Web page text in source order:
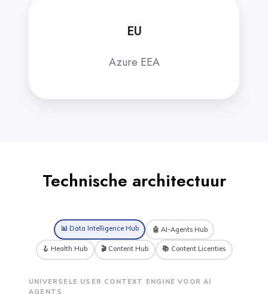
EU
Azure EEA
Technische architectuur
📊 Data Intelligence Hub 🤖 AI-Agents Hub
🪝 Health Hub 🎬 Content Hub 📚 Content Licenties
UNIVERSELE USER CONTEXT ENGINE VOOR AI
AGENTS